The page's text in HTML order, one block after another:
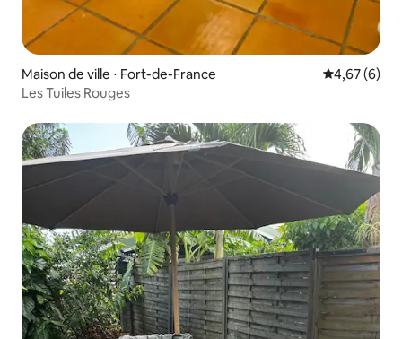
Maison de ville ⋅ Fort-de-France Évaluation
4,67 (6)
Les Tuiles Rouges